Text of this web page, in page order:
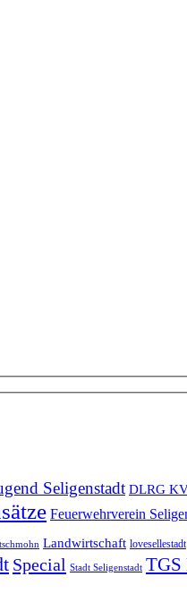
Seligenstadt DLRG
Feuerwehrverein
Landwirtschaft lovesellestadt
Special Stadt Seligenstadt TGS